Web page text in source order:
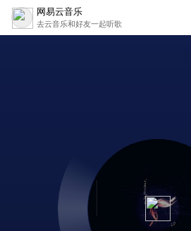
网易云音乐
去云音乐和好友一起听歌